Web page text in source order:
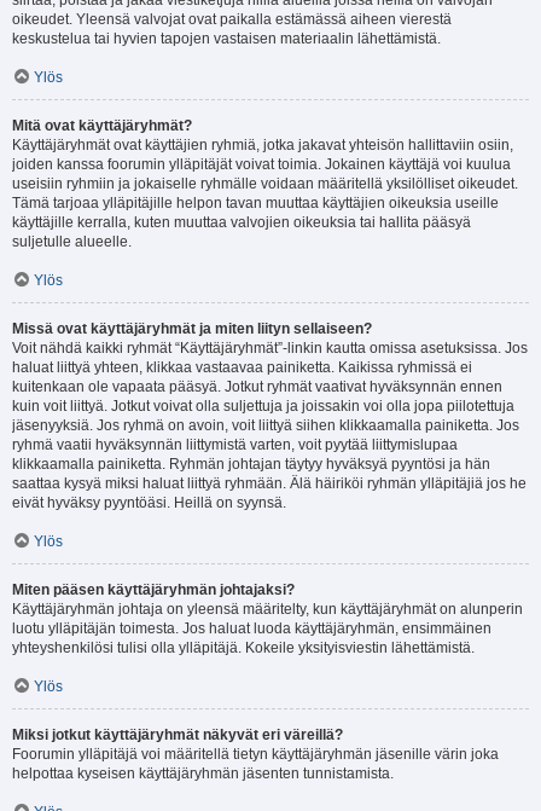
oikeudet. Yleensä valvojat ovat paikalla estämässä aiheen vierestä
keskustelua tai hyvien tapojen vastaisen materiaalin lähettämistä.
Ylös
Mitä ovat käyttäjäryhmät?
Käyttäjäryhmät ovat käyttäjien ryhmiä, jotka jakavat yhteisön hallittaviin osiin,
joiden kanssa foorumin ylläpitäjät voivat toimia. Jokainen käyttäjä voi kuulua
useisiin ryhmiin ja jokaiselle ryhmälle voidaan määritellä yksilölliset oikeudet.
Tämä tarjoaa ylläpitäjille helpon tavan muuttaa käyttäjien oikeuksia useille
käyttäjille kerralla, kuten muuttaa valvojien oikeuksia tai hallita pääsyä
suljetulle alueelle.
Ylös
Missä ovat käyttäjäryhmät ja miten liityn sellaiseen?
Voit nähdä kaikki ryhmät “Käyttäjäryhmät”-linkin kautta omissa asetuksissa. Jos
haluat liittyä yhteen, klikkaa vastaavaa painiketta. Kaikissa ryhmissä ei
kuitenkaan ole vapaata pääsyä. Jotkut ryhmät vaativat hyväksynnän ennen
kuin voit liittyä. Jotkut voivat olla suljettuja ja joissakin voi olla jopa piilotettuja
jäsenyyksiä. Jos ryhmä on avoin, voit liittyä siihen klikkaamalla painiketta. Jos
ryhmä vaatii hyväksynnän liittymistä varten, voit pyytää liittymislupaa
klikkaamalla painiketta. Ryhmän johtajan täytyy hyväksyä pyyntösi ja hän
saattaa kysyä miksi haluat liittyä ryhmään. Älä häiriköi ryhmän ylläpitäjiä jos he
eivät hyväksy pyyntöäsi. Heillä on syynsä.
Ylös
Miten pääsen käyttäjäryhmän johtajaksi?
Käyttäjäryhmän johtaja on yleensä määritelty, kun käyttäjäryhmät on alunperin
luotu ylläpitäjän toimesta. Jos haluat luoda käyttäjäryhmän, ensimmäinen
yhteyshenkilösi tulisi olla ylläpitäjä. Kokeile yksityisviestin lähettämistä.
Ylös
Miksi jotkut käyttäjäryhmät näkyvät eri väreillä?
Foorumin ylläpitäjä voi määritellä tietyn käyttäjäryhmän jäsenille värin joka
helpottaa kyseisen käyttäjäryhmän jäsenten tunnistamista.